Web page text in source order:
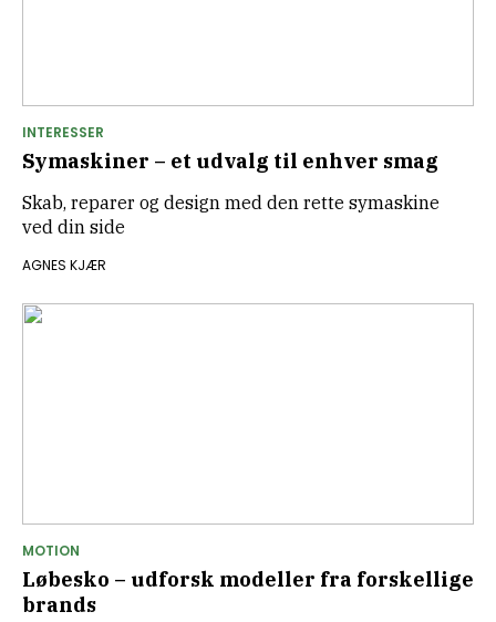
Symaskiner – et udvalg til enhver smag
Skab, reparer og design med den rette symaskine
ved din side
INTERESSER
AGNES KJÆR
Løbesko – udforsk modeller fra forskellige
brands
MOTION